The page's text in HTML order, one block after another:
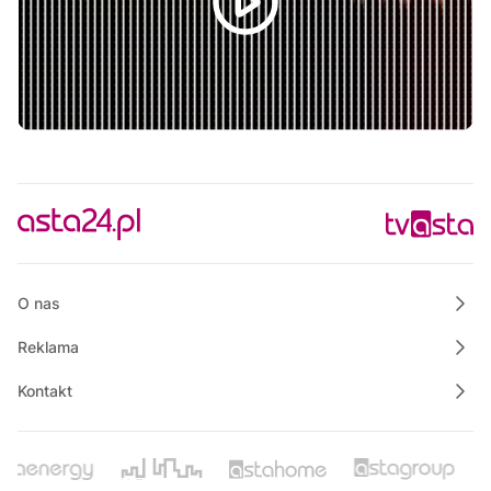
Raport TV REGIO
19:00
Praktycznie o nieruchomościach
19:55
Własnymi ścieżkami
20:05
21:10
Rowerem nad morze
21:25
O nas
Reklama
Kontakt